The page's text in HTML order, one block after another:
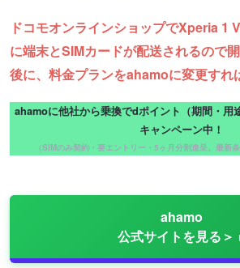
ドコモオンラインショップでXperia 1
に端末とSIMカードが配送されるので
後に、料金プランをahamoに変更すれ
ahamoに他社から乗換でdポイント（期間・用
キャンペーン中！
（SIMのみ契約・要エントリー・5ヶ月分割進呈。最新
ahamo
公式サイトを見る＞